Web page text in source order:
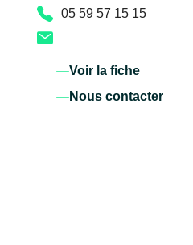
05 59 57 15 15
Voir la fiche
Nous contacter